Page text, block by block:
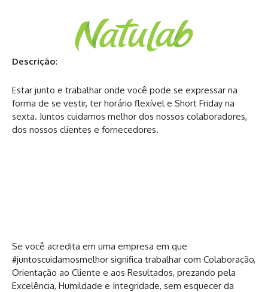
Descrição:
Estar junto e trabalhar onde você pode se expressar na
forma de se vestir, ter horário flexível e Short Friday na
sexta. Juntos cuidamos melhor dos nossos colaboradores,
dos nossos clientes e fornecedores.
Se você acredita em uma empresa em que
#juntoscuidamosmelhor significa trabalhar com Colaboração,
Orientação ao Cliente e aos Resultados, prezando pela
Excelência, Humildade e Integridade, sem esquecer da